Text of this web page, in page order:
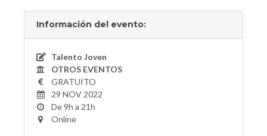
Información del evento:
Talento Joven
OTROS EVENTOS
GRATUITO
29 NOV 2022
De 9h a 21h
Online